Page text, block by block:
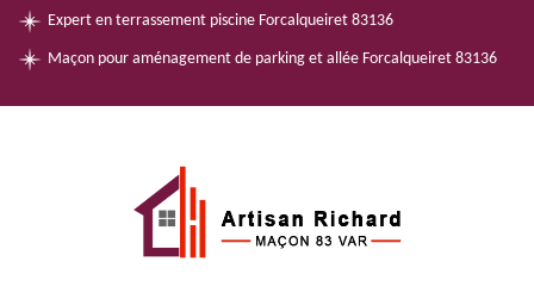
Expert en terrassement piscine Forcalqueiret 83136
Maçon pour aménagement de parking et allée Forcalqueiret 83136